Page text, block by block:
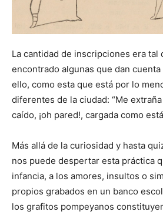
La cantidad de inscripciones era tal
encontrado algunas que dan
ello, como esta que está por lo
diferentes de la ciudad: “Me
caído, ¡oh pared!, cargada como
Más allá de la curiosidad y hasta
nos puede despertar esta práctica
infancia, a los amores, insultos o
propios grabados en un banco
los grafitos pompeyanos